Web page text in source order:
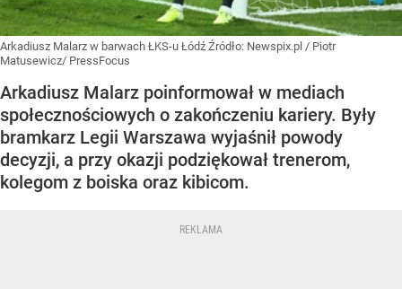
Arkadiusz Malarz w barwach ŁKS-u Łódź Źródło: Newspix.pl / Piotr
Matusewicz/ PressFocus
Arkadiusz Malarz poinformował w mediach
społecznościowych o zakończeniu kariery. Były
bramkarz Legii Warszawa wyjaśnił powody
decyzji, a przy okazji podziękował trenerom,
kolegom z boiska oraz kibicom.